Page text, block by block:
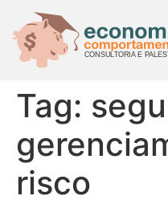
Tag:
risco